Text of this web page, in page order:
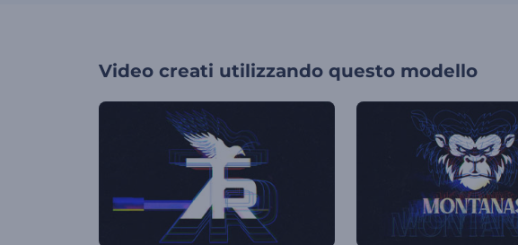
Video creati utilizzando questo modello